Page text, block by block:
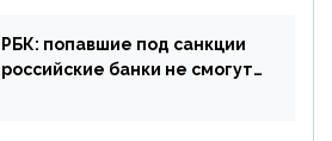
РБК: попавшие под санкции
российские банки не смогут